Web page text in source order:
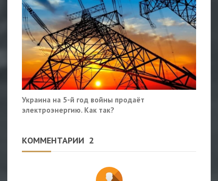
Украина на 5-й год войны продаёт
электроэнергию. Как так?
КОММЕНТАРИИ 2